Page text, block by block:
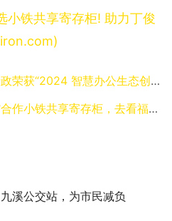
小铁共享寄存柜! 助力丁俊
获“2024 智慧办公生态创新奖”
共享寄存柜，去看福宝也可以寄存行李了
溪公交站，为市民减负